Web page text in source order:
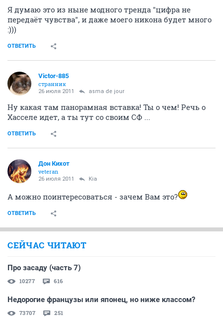
Я думаю это из ныне модного тренда "цифра не
передаёт чувства", и даже моего никона будет много
:)))
ОТВЕТИТЬ
Victor-885
странник
26 июля 2011 asma de jour
Ну какая там панорамная вставка! Ты о чем! Речь о
Хасселе идет, а ты тут со своим СФ ...
ОТВЕТИТЬ
Дон Кихот
veteran
26 июля 2011 Kia
А можно поинтересоваться - зачем Вам это?
ОТВЕТИТЬ
СЕЙЧАС ЧИТАЮТ
Про засаду (часть 7)
10277 616
Недорогие французы или японец, но ниже классом?
73707 251